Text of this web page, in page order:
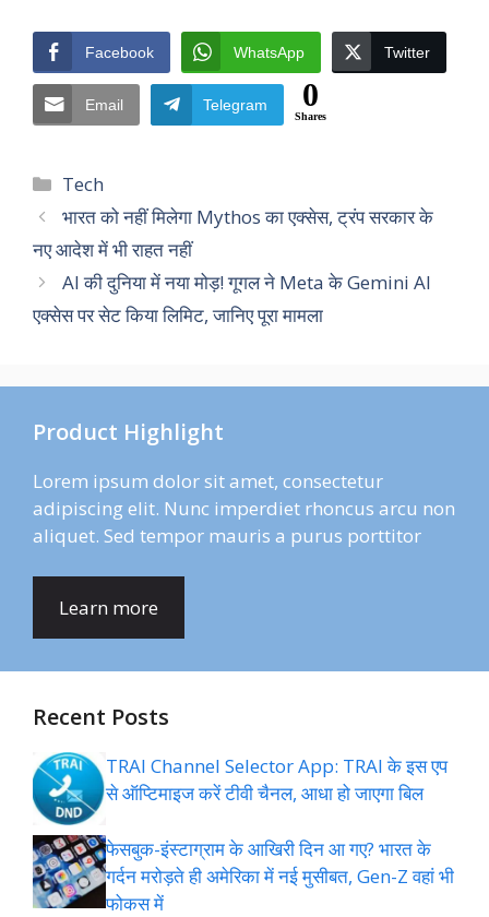
Facebook WhatsApp Twitter
Email Telegram 0
Shares
Categories
Tech
भारत को नहीं मिलेगा Mythos का एक्सेस, ट्रंप सरकार के
नए आदेश में भी राहत नहीं
AI की दुनिया में नया मोड़! गूगल ने Meta के Gemini AI
एक्सेस पर सेट किया लिमिट, जानिए पूरा मामला
Product Highlight
Lorem ipsum dolor sit amet, consectetur
adipiscing elit. Nunc imperdiet rhoncus arcu non
aliquet. Sed tempor mauris a purus porttitor
Learn more
Recent Posts
TRAI Channel Selector App: TRAI के इस एप
से ऑप्टिमाइज करें टीवी चैनल, आधा हो जाएगा बिल
फेसबुक-इंस्‍टाग्राम के आख‍िरी द‍िन आ गए? भारत के
गर्दन मरोड़ते ही अमेर‍िका में नई मुसीबत, Gen-Z वहां भी
फोकस में